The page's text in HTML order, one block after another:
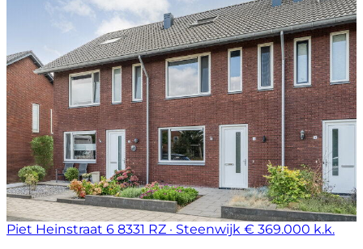
Piet Heinstraat 6 8331 RZ · Steenwijk € 369.000 k.k.